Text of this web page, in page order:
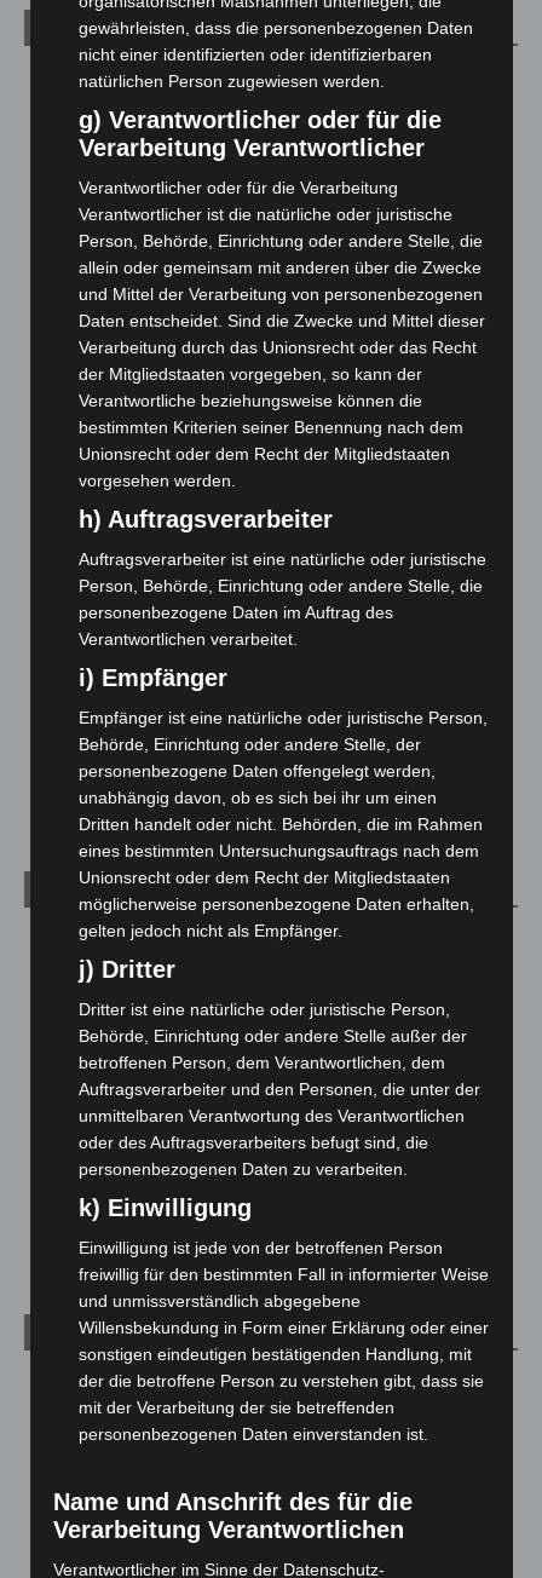
Aktuelle Beiträge
Niedersachsen: Feuerwehrkräfte kehren nach
7. August 2026
entdeckt
Brand im „Haus der Begegnung“ in Neuwarmbüchen schnell
eingedämmt
6. August 2026
Region Hannover: 21 neue Notfallsanitäter starten beim
Roten Kreuz
5. August 2026
Mann läuft mit Hockeyschläger über A7 – Polizei sucht
5. August 2026
Celle: Mensch stirbt bei Bagger-Unfall auf Baustelle
5. August 2026
beschädigt
5. August 2026
Anklage nach Abschaltung von „Archetyp Market“ erhoben
3. August 2026
Blaulicht
Corona-News
Hannover und Region
Langenhagen und Ortsteile
Leserbriefe
Menschen
Veranstaltungen
Archiv
August 2026(12)
Juli 2026 (73)
Mai 2026(99)
April 2026(99)
März 2026(115)
gewährleisten, dass die personenbezogenen Daten
nicht einer identifizierten oder identifizierbaren
natürlichen Person zugewiesen werden.
g) Verantwortlicher oder für die
Verarbeitung Verantwortlicher
Verantwortlicher oder für die Verarbeitung
Verantwortlicher ist die natürliche oder juristische
Person, Behörde, Einrichtung oder andere Stelle, die
allein oder gemeinsam mit anderen über die Zwecke
und Mittel der Verarbeitung von personenbezogenen
Daten entscheidet. Sind die Zwecke und Mittel dieser
Verarbeitung durch das Unionsrecht oder das Recht
der Mitgliedstaaten vorgegeben, so kann der
Verantwortliche beziehungsweise können die
bestimmten Kriterien seiner Benennung nach dem
Unionsrecht oder dem Recht der Mitgliedstaaten
vorgesehen werden.
h) Auftragsverarbeiter
Auftragsverarbeiter ist eine natürliche oder juristische
Person, Behörde, Einrichtung oder andere Stelle, die
personenbezogene Daten im Auftrag des
Verantwortlichen verarbeitet.
i) Empfänger
Empfänger ist eine natürliche oder juristische Person,
Behörde, Einrichtung oder andere Stelle, der
personenbezogene Daten offengelegt werden,
unabhängig davon, ob es sich bei ihr um einen
Dritten handelt oder nicht. Behörden, die im Rahmen
eines bestimmten Untersuchungsauftrags nach dem
Unionsrecht oder dem Recht der Mitgliedstaaten
möglicherweise personenbezogene Daten erhalten,
gelten jedoch nicht als Empfänger.
j) Dritter
Dritter ist eine natürliche oder juristische Person,
Behörde, Einrichtung oder andere Stelle außer der
betroffenen Person, dem Verantwortlichen, dem
Auftragsverarbeiter und den Personen, die unter der
unmittelbaren Verantwortung des Verantwortlichen
oder des Auftragsverarbeiters befugt sind, die
personenbezogenen Daten zu verarbeiten.
k) Einwilligung
Einwilligung ist jede von der betroffenen Person
freiwillig für den bestimmten Fall in informierter Weise
und unmissverständlich abgegebene
Willensbekundung in Form einer Erklärung oder einer
sonstigen eindeutigen bestätigenden Handlung, mit
der die betroffene Person zu verstehen gibt, dass sie
mit der Verarbeitung der sie betreffenden
personenbezogenen Daten einverstanden ist.
Name und Anschrift des für die
Verarbeitung Verantwortlichen
Verantwortlicher im Sinne der Datenschutz-